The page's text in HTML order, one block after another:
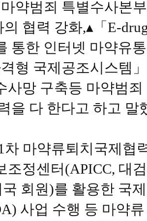
약범죄 특별수사본
협력 강화,▴「E-
통한 인터넷 마약유
형 국제공조시스템
사망 구축등 마약범
을 다 한다고 하고 말
차 마약류퇴치국제협
조정센터(APICC, 대
국 회원)를 활용한 국
사업 수행 등 마약